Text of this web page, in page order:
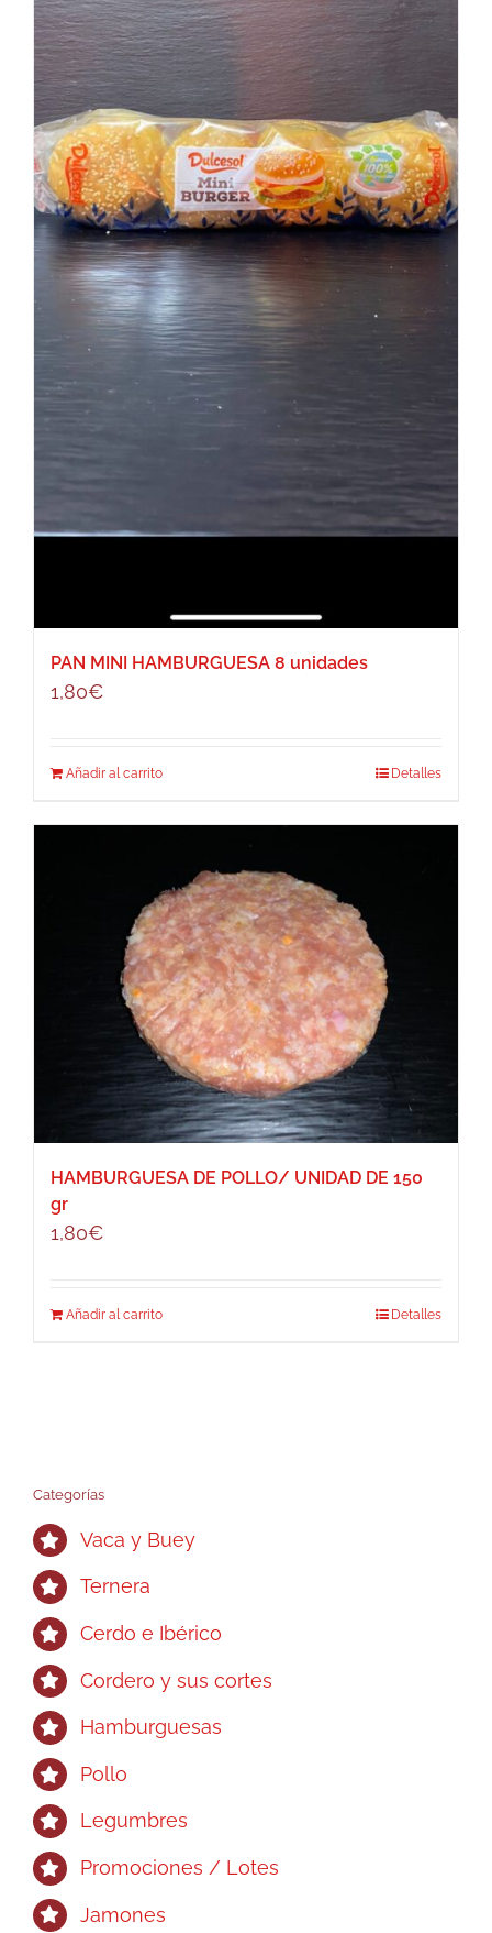
PAN MINI HAMBURGUESA 8 unidades
1,80€
Añadir al carrito Detalles
HAMBURGUESA DE POLLO/ UNIDAD DE 150
gr
1,80€
Añadir al carrito Detalles
Categorías
Vaca y Buey
Ternera
Cerdo e Ibérico
Cordero y sus cortes
Hamburguesas
Pollo
Legumbres
Promociones / Lotes
Jamones